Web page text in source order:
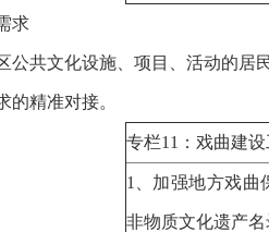
求
公共文化设施、项目、活动的
的精准对接。
专栏11：戏曲建
1、加强地方戏曲
非物质文化遗产